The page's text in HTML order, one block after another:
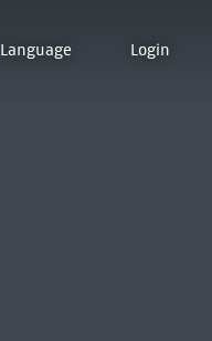
Language Login